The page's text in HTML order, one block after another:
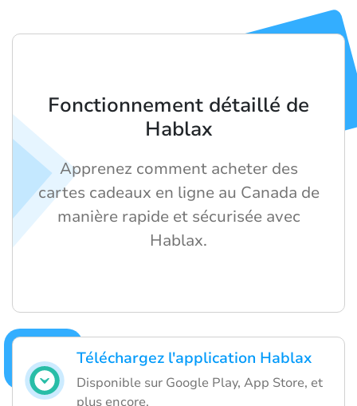
Téléchargez l'application Hablax
Disponible sur Google Play, App Store, et
plus encore.
Fonctionnement détaillé de
Hablax
Apprenez comment acheter des
cartes cadeaux en ligne au Canada de
manière rapide et sécurisée avec
Hablax.